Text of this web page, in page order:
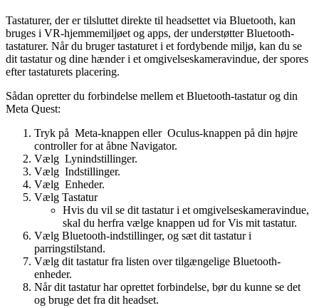
Tastaturer, der er tilsluttet direkte til headsettet via Bluetooth, kan
bruges i VR-hjemmemiljøet og apps, der understøtter Bluetooth-
tastaturer. Når du bruger tastaturet i et fordybende miljø, kan du se
dit tastatur og dine hænder i et omgivelseskameravindue, der spores
efter tastaturets placering.
Sådan opretter du forbindelse mellem et Bluetooth-tastatur og din
Meta Quest:
Tryk på Meta-knappen eller Oculus-knappen på din højre
controller for at åbne Navigator.
Vælg Lynindstillinger.
Vælg Indstillinger.
Vælg Enheder.
Vælg Tastatur
Hvis du vil se dit tastatur i et omgivelseskameravindue,
skal du herfra vælge knappen ud forVis mit tastatur.
Vælg Bluetooth-indstillinger, og sæt dit tastatur i
parringstilstand.
Vælg dit tastatur fra listen over tilgængelige Bluetooth-
enheder.
Når dit tastatur har oprettet forbindelse, bør du kunne se det
og bruge det fra dit headset.